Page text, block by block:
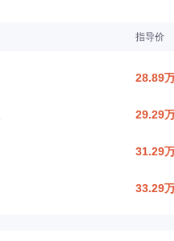
指导价
28.89
29.29
31.29
33.29